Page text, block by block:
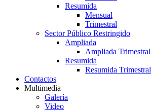
Resumida
Mensual
Trimestral
Sector Público Restringido
Ampliada
Ampliada Trimestral
Resumida
Resumida Trimestral
Contactos
Multimedia
Galería
Video